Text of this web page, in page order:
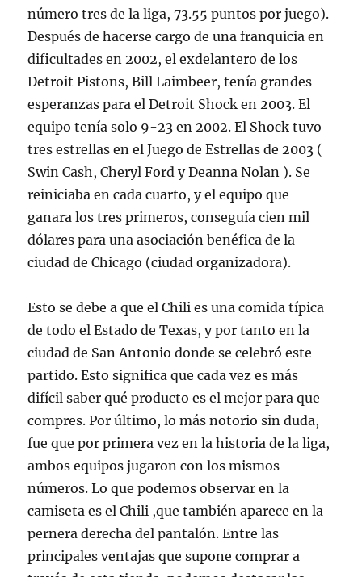
número tres de la liga, 73.55 puntos por juego).
Después de hacerse cargo de una franquicia en
dificultades en 2002, el exdelantero de los
Detroit Pistons, Bill Laimbeer, tenía grandes
esperanzas para el Detroit Shock en 2003. El
equipo tenía solo 9-23 en 2002. El Shock tuvo
tres estrellas en el Juego de Estrellas de 2003 (
Swin Cash, Cheryl Ford y Deanna Nolan ). Se
reiniciaba en cada cuarto, y el equipo que
ganara los tres primeros, conseguía cien mil
dólares para una asociación benéfica de la
ciudad de Chicago (ciudad organizadora).
Esto se debe a que el Chili es una comida típica
de todo el Estado de Texas, y por tanto en la
ciudad de San Antonio donde se celebró este
partido. Esto significa que cada vez es más
difícil saber qué producto es el mejor para que
compres. Por último, lo más notorio sin duda,
fue que por primera vez en la historia de la liga,
ambos equipos jugaron con los mismos
números. Lo que podemos observar en la
camiseta es el Chili ,que también aparece en la
pernera derecha del pantalón. Entre las
principales ventajas que supone comprar a